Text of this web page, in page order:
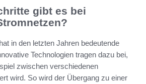
gibt es bei
hat in den letzten Jahren bedeutende
Technologien tragen dazu bei,
zwischen verschiedenen
wird. So wird der Übergang zu einer